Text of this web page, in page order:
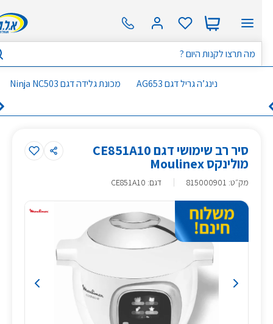
נינג’ה גריל דגם AG653 מכונת גלידה דגם Ninja NC503
סיר רב שימושי דגם CE851A10
מולינקס Moulinex
מק״ט:
815000901 דגם: CE851A10